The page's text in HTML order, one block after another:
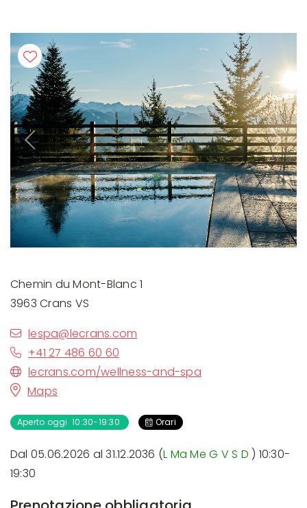
Previous Next
Chemin du Mont-Blanc 1
3963 Crans VS
lespa@lecrans.com
+41 27 486 60 60
lecrans.com/wellness-and-spa
Maps
Aperto oggi 10:30-19:30 Orari
Dal 05.06.2026 al 31.12.2036 (L MaMeG VS D ) 10:30-
19:30